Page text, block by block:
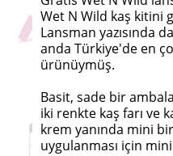
Wet N Wild kaş kitini
Lansman yazısında
anda Türkiye'de en
ürünüymüş.
Basit, sade bir
iki renkte kaş farı ve
krem yanında mini bir
uygulanması için